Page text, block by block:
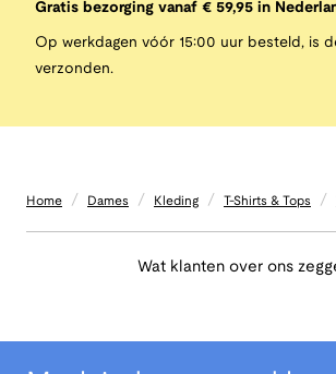
Gratis bezorging vanaf € 59,95 in
Op werkdagen vóór 15:00 uur besteld, is
verzonden.
Home / Dames / Kleding / T-Shirts & Tops /
Wat klanten over ons